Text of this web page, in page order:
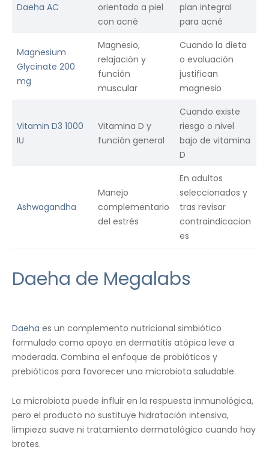
Daeha AC
orientado a piel
con acné
plan integral
para acné
Magnesium
Glycinate 200
mg
Magnesio,
relajación y
función
muscular
Cuando la dieta
o evaluación
justifican
magnesio
Vitamin D3 1000
IU
Vitamina D y
función general
Cuando existe
riesgo o nivel
bajo de vitamina
D
Ashwagandha
Manejo
complementario
del estrés
En adultos
seleccionados y
tras revisar
contraindicacion
es
Daeha de Megalabs
Daeha es un complemento nutricional simbiótico
formulado como apoyo en dermatitis atópica leve a
moderada. Combina el enfoque de probióticos y
prebióticos para favorecer una microbiota saludable.
La microbiota puede influir en la respuesta inmunológica,
pero el producto no sustituye hidratación intensiva,
limpieza suave ni tratamiento dermatológico cuando hay
brotes.